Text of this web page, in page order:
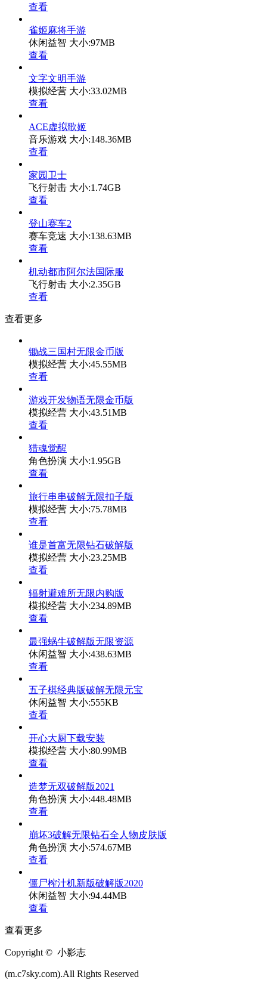
查看
雀姬麻将手游
休闲益智 大小:97MB
查看
文字文明手游
模拟经营 大小:33.02MB
查看
ACE虚拟歌姬
音乐游戏 大小:148.36MB
查看
家园卫士
飞行射击 大小:1.74GB
查看
登山赛车2
赛车竞速 大小:138.63MB
查看
机动都市阿尔法国际服
飞行射击 大小:2.35GB
查看
查看更多
锄战三国村无限金币版
模拟经营 大小:45.55MB
查看
游戏开发物语无限金币版
模拟经营 大小:43.51MB
查看
猎魂觉醒
角色扮演 大小:1.95GB
查看
旅行串串破解无限扣子版
模拟经营 大小:75.78MB
查看
谁是首富无限钻石破解版
模拟经营 大小:23.25MB
查看
辐射避难所无限内购版
模拟经营 大小:234.89MB
查看
最强蜗牛破解版无限资源
休闲益智 大小:438.63MB
查看
五子棋经典版破解无限元宝
休闲益智 大小:555KB
查看
开心大厨下载安装
模拟经营 大小:80.99MB
查看
造梦无双破解版2021
角色扮演 大小:448.48MB
查看
崩坏3破解无限钻石全人物皮肤版
角色扮演 大小:574.67MB
查看
僵尸榨汁机新版破解版2020
休闲益智 大小:94.44MB
查看
查看更多
Copyright © 小影志
(m.c7sky.com).All Rights Reserved